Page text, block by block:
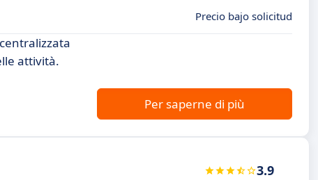
Precio bajo solicitud
attività.
Per saperne di più
3.9